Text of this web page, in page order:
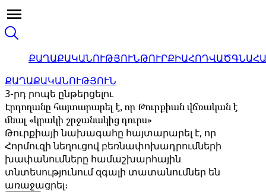
ՔԱՂԱՔԱԿԱՆՈՒԹՅՈՒՆԹՈՒՐՔԻԱՀՈԴՎԱԾ
ՔԱՂԱՔԱԿԱՆՈՒԹՅՈՒՆ
3-րդ րոպե ընթերցելու
Էրդողանը հայտարարել է, որ Թուրքիան վճռական է
մնալ «կրակի շրջանակից դուրս»
Թուրքիայի նախագահը հայտարարել է, որ
Հորմուզի նեղուցով բեռնափոխադրումների
խափանումները համաշխարհային
տնտեսությունում զգալի տատանումներ են
առաջացրել։